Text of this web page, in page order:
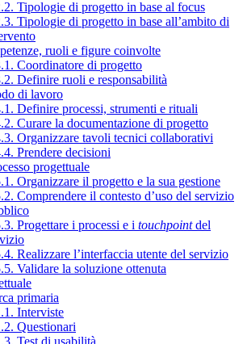
Tipologie di progetto in base al focus
Tipologie di progetto in base all’ambito di
ruoli e figure coinvolte
Coordinatore di progetto
Definire ruoli e responsabilità
di lavoro
Definire processi, strumenti e rituali
Curare la documentazione di progetto
Organizzare tavoli tecnici collaborativi
Prendere decisioni
progettuale
Organizzare il progetto e la sua gestione
Comprendere il contesto d’uso del servizio
Progettare i processi e i touchpointdel
Realizzare l’interfaccia utente del servizio
Validare la soluzione ottenuta
primaria
Interviste
Questionari
Test di usabilità